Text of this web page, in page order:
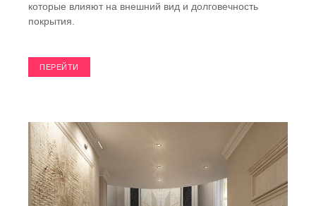
которые влияют на внешний вид и долговечность
покрытия.
ПЕРЕЙТИ